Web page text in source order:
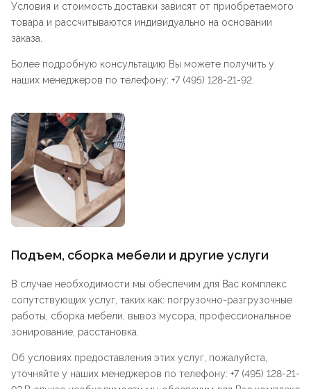
Условия и стоимость доставки зависят от приобретаемого
товара и рассчитываются индивидуально на основании
заказа.
Более подробную консультацию Вы можете получить у
наших менеджеров по телефону: +7 (495) 128-21-92.
Подъем, сборка мебели и другие услуги
В случае необходимости мы обеспечим для Вас комплекс
сопутствующих услуг, таких как: погрузочно-разгрузочные
работы, сборка мебели, вывоз мусора, профессиональное
зонирование, расстановка.
Об условиях предоставления этих услуг, пожалуйста,
уточняйте у наших менеджеров по телефону: +7 (495) 128-21-